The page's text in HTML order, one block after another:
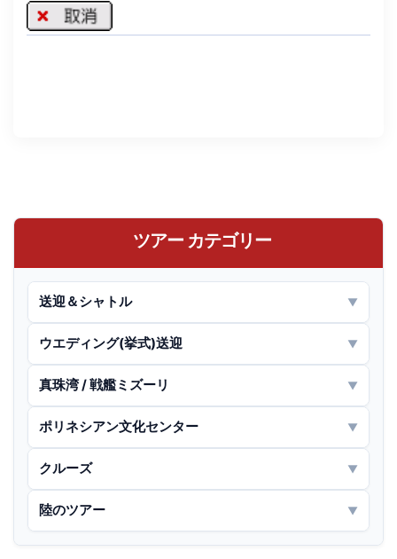
ツアー カテゴリー
送迎＆シャトル ▼
▶ ツアーを見る
ウエディング(挙式)送迎 ▼
▶ ツアーを見る
真珠湾 / 戦艦ミズーリ ▼
ポリネシアン文化センター ▼
クルーズ ▼
陸のツアー ▼